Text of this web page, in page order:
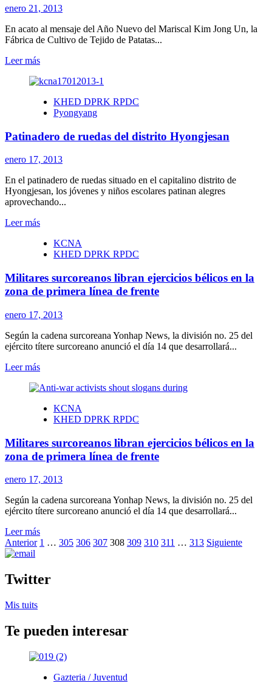
bélicos
RPDC
en
de
enero 21, 2013
En acato al mensaje del Año Nuevo del Mariscal Kim Jong Un, la
Fábrica de Cultivo de Tejido de Patatas...
Leer másLeer
sobre
de
cultivo
tejido
patatas
KHED DPRK RPDC
Pyongyang
Patinadero de ruedas del distrito Hyongjesan
enero 17, 2013
En el patinadero de ruedas situado en el capitalino distrito de
Hyongjesan, los jóvenes y niños escolares patinan alegres
aprovechando...
Leer másLeer
sobre
Patinadero
ruedas
del
distrito
Hyongjesan
KCNA
KHED DPRK RPDC
Militares surcoreanos libran ejercicios bélicos en la
zona de primera línea de frente
enero 17, 2013
Según la cadena surcoreana Yonhap News, la división no. 25 del
ejército títere surcoreano anunció el día 14 que desarrollará...
Leer másLeer
sobre
surcoreanos
libran
bélicos
en
la
zona
de
primera
línea
frente
KCNA
KHED DPRK RPDC
Militares surcoreanos libran ejercicios bélicos en la
zona de primera línea de frente
enero 17, 2013
Según la cadena surcoreana Yonhap News, la división no. 25 del
ejército títere surcoreano anunció el día 14 que desarrollará...
Leer másLeer
más
libran
la
de
primera
línea
Paginación
de
entradas
Anterior 1 … 305 306 307 308 309 310 311 … 313 Siguiente
Twitter
Mis tuits
Te pueden interesar
Gazteria / Juventud